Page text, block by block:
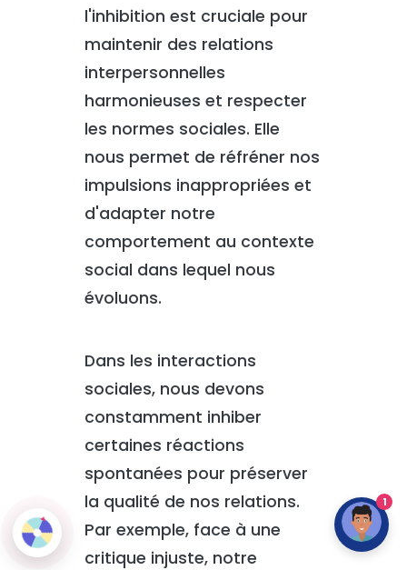
l'inhibition est cruciale pour
maintenir des relations
interpersonnelles
harmonieuses et respecter
les normes sociales. Elle
nous permet de réfréner nos
impulsions inappropriées et
d'adapter notre
comportement au contexte
social dans lequel nous
évoluons.
Dans les interactions
sociales, nous devons
constamment inhiber
certaines réactions
spontanées pour préserver
la qualité de nos relations.
Par exemple, face à une
critique injuste, notre
1